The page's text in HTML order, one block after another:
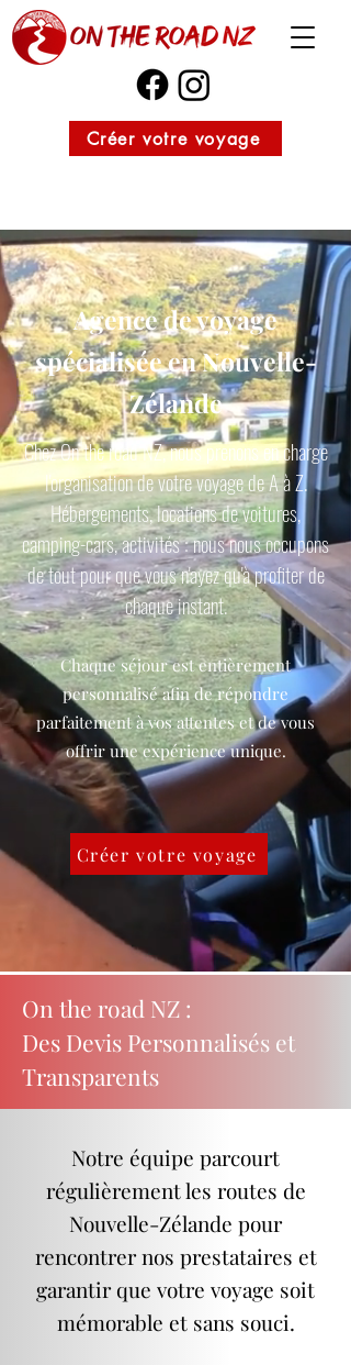
Créer votre voyage
Agence de voyage
spécialisée en Nouvelle-
Zélande
Chez On the road NZ, nous prenons en charge
l'organisation de votre voyage de A à Z.
Hébergements, locations de voitures,
camping-cars, activités : nous nous occupons
de tout pour que vous n'ayez qu'à profiter de
chaque instant.
Chaque séjour est entièrement
personnalisé afin de répondre
parfaitement à vos attentes et de vous
offrir une expérience unique.
Créer votre voyage
On the road NZ :
Des Devis Personnalisés et
Transparents
Notre équipe parcourt
régulièrement les routes de
Nouvelle-Zélande pour
rencontrer nos prestataires et
garantir que votre voyage soit
mémorable et sans souci.